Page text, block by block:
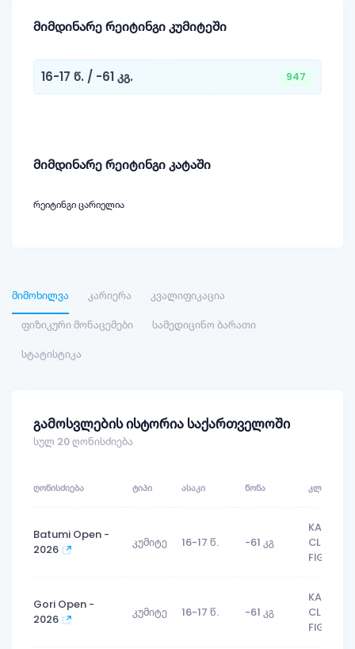
მიმდინარე რეიტინგი კუმიტეში
16-17 წ. / -61 კგ. 947
მიმდინარე რეიტინგი კატაში
რეიტინგი ცარიელია
მიმოხილვა კარიერა
კვალიფიკაცია
ფიზიკური მონაცემები
სამედიცინო ბარათი
სტატისტიკა
გამოსვლების ისტორია საქართველოში
სულ 20 ღონისძიება
ᲦᲝᲜᲘᲡᲫᲘᲔᲑᲐ ᲢᲘᲞᲘ ᲐᲡᲐᲙᲘ ᲬᲝᲜᲐ ᲙᲚᲣᲑᲘ
Batumi Open -
2026
კუმიტე 16-17 წ. -61 კგ
KARATE
CLUB
Gori Open -
2026
კუმიტე 16-17 წ. -61 კგ
KARATE
CLUB